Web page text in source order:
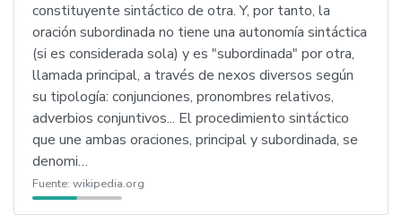
constituyente sintáctico de otra. Y, por tanto, la
oración subordinada no tiene una autonomía sintáctica
(si es considerada sola) y es "subordinada" por otra,
llamada principal, a través de nexos diversos según
su tipología: conjunciones, pronombres relativos,
adverbios conjuntivos... El procedimiento sintáctico
que une ambas oraciones, principal y subordinada, se
denomi…
Fuente: wikipedia.org